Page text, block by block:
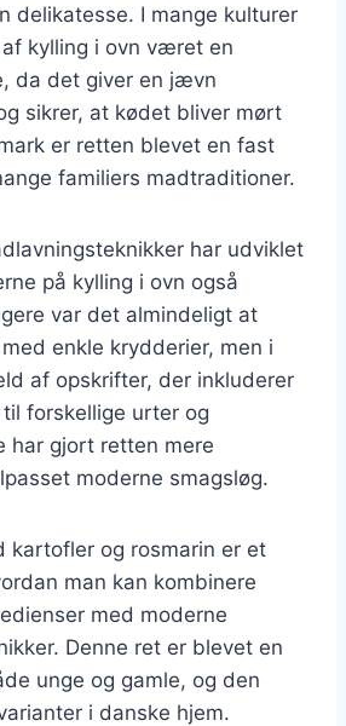
delikatesse. I mange kulturer
kylling i ovn været en
da det giver en jævn
sikrer, at kødet bliver mørt
er retten blevet en fast
familiers madtraditioner.
har udviklet
på kylling i ovn også
var det almindeligt at
enkle krydderier, men i
af opskrifter, der inkluderer
forskellige urter og
har gjort retten mere
moderne smagsløg.
kartofler og rosmarin er et
man kan kombinere
med moderne
Denne ret er blevet en
unge og gamle, og den
i danske hjem.